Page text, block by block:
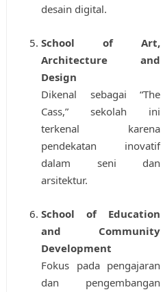
desain digital.
School of Art,
Architecture and
Design
Dikenal sebagai “The
Cass,” sekolah ini
terkenal karena
pendekatan inovatif
dalam seni dan
arsitektur.
School of Education
and Community
Development
Fokus pada pengajaran
dan pengembangan